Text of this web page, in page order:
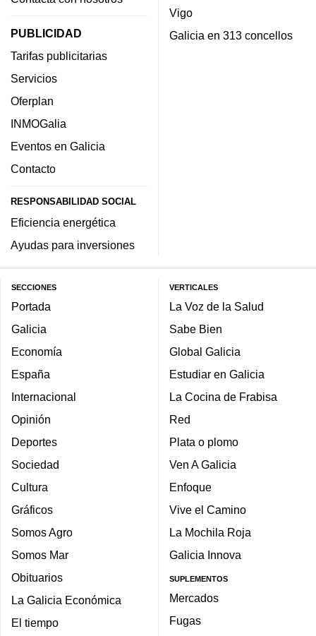
PUBLICIDAD
Tarifas publicitarias
Servicios
Oferplan
INMOGalia
Eventos en Galicia
Contacto
RESPONSABILIDAD SOCIAL
Eficiencia energética
Ayudas para inversiones
Vigo
Galicia en 313 concellos
SECCIONES
Portada
Galicia
Economía
España
Internacional
Opinión
Deportes
Sociedad
Cultura
Gráficos
Somos Agro
Somos Mar
Obituarios
La Galicia Económica
El tiempo
VERTICALES
La Voz de la Salud
Sabe Bien
Global Galicia
Estudiar en Galicia
La Cocina de Frabisa
Red
Plata o plomo
Ven A Galicia
Enfoque
Vive el Camino
La Mochila Roja
Galicia Innova
SUPLEMENTOS
Mercados
Fugas